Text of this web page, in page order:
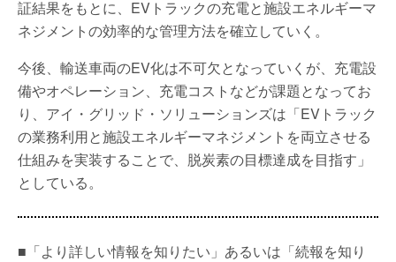
証結果をもとに、EVトラックの充電と施設エネルギーマ
ネジメントの効率的な管理方法を確立していく。
今後、輸送車両のEV化は不可欠となっていくが、充電設
備やオペレーション、充電コストなどが課題となってお
り、アイ・グリッド・ソリューションズは「EVトラック
の業務利用と施設エネルギーマネジメントを両立させる
仕組みを実装することで、脱炭素の目標達成を目指す」
としている。
■「より詳しい情報を知りたい」あるいは「続報を知り